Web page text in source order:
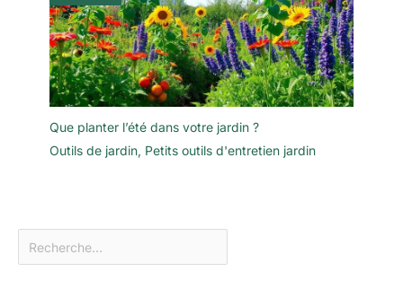
Que planter l’été dans votre jardin ?
Outils de jardin, Petits outils d'entretien jardin